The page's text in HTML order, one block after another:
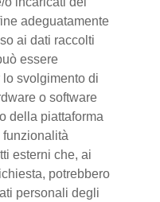
adeguatamente
ai dati raccolti
essere
svolgimento di
o software
della piattaforma
esterni che, ai
potrebbero
personali degli